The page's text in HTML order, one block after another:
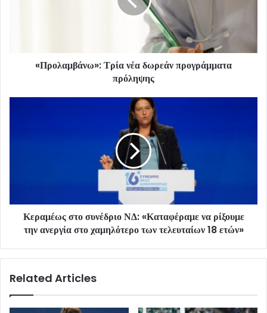
«Προλαμβάνω»: Τρία νέα δωρεάν προγράμματα
πρόληψης
Κεραμέως στο συνέδριο ΝΔ: «Καταφέραμε να ρίξουμε
την ανεργία στο χαμηλότερο των τελευταίων 18 ετών»
Related Articles